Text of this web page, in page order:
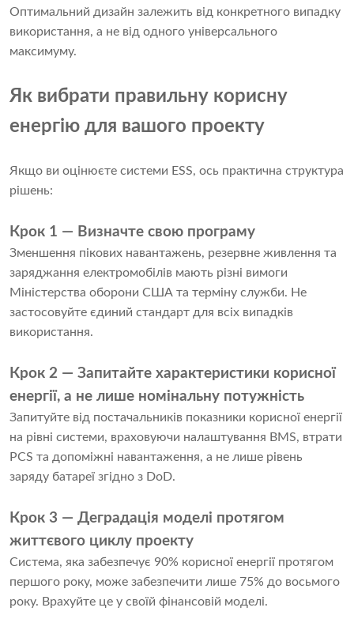
Оптимальний дизайн залежить від конкретного випадку
використання, а не від одного універсального
максимуму.
Як вибрати правильну корисну
енергію для вашого проекту
Якщо ви оцінюєте системи ESS, ось практична структура
рішень:
Крок 1 — Визначте свою програму
Зменшення пікових навантажень, резервне живлення та
заряджання електромобілів мають різні вимоги
Міністерства оборони США та терміну служби. Не
застосовуйте єдиний стандарт для всіх випадків
використання.
Крок 2 — Запитайте характеристики корисної
енергії, а не лише номінальну потужність
Запитуйте від постачальників показники корисної енергії
на рівні системи, враховуючи налаштування BMS, втрати
PCS та допоміжні навантаження, а не лише рівень
заряду батареї згідно з DoD.
Крок 3 — Деградація моделі протягом
життєвого циклу проекту
Система, яка забезпечує 90% корисної енергії протягом
першого року, може забезпечити лише 75% до восьмого
року. Врахуйте це у своїй фінансовій моделі.